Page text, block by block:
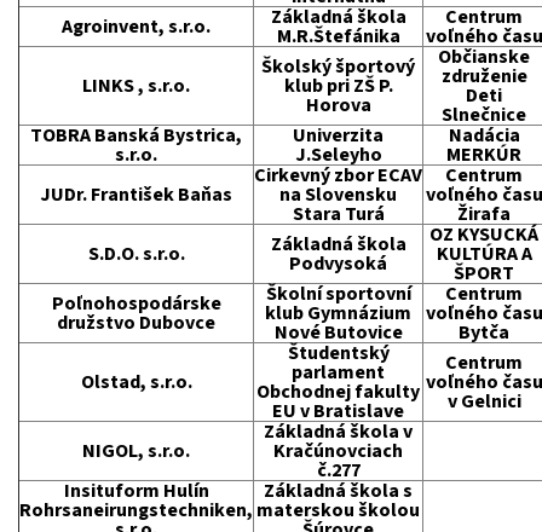
Agroinvent, s.r.o.
Základná škola
M.R.Štefánika
Centrum
voľného času
LINKS , s.r.o.
Školský športový
klub pri ZŠ P.
Horova
Občianske
združenie
Deti
Slnečnice
TOBRA Banská Bystrica,
s.r.o.
Univerzita
J.Seleyho
Nadácia
MERKÚR
JUDr. František Baňas
Cirkevný zbor ECAV
na Slovensku
Stara Turá
Centrum
voľného času
Žirafa
S.D.O. s.r.o.
Základná škola
Podvysoká
OZ KYSUCKÁ
KULTÚRA A
ŠPORT
Poľnohospodárske
družstvo Dubovce
Školní sportovní
klub Gymnázium
Nové Butovice
Centrum
voľného času
Bytča
Olstad, s.r.o.
Študentský
parlament
Obchodnej fakulty
EU v Bratislave
Centrum
voľného času
v Gelnici
NIGOL, s.r.o.
Základná škola v
Kračúnovciach
č.277
Insituform Hulín
Rohrsaneirungstechniken,
Základná škola s
materskou školou